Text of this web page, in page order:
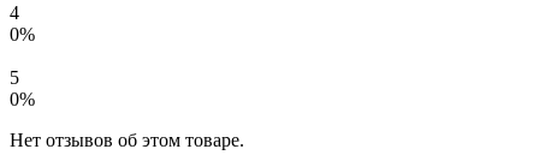
4
0%
5
0%
Нет отзывов об этом товаре.